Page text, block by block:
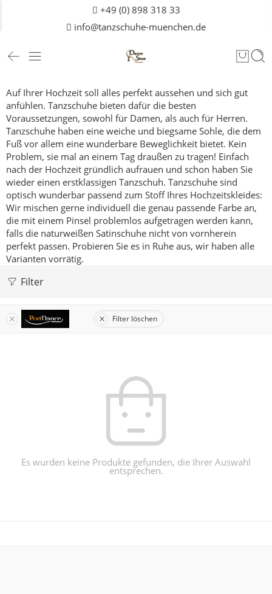
+49 (0) 898 318 33
info@tanzschuhe-muenchen.de
Auf Ihrer Hochzeit soll alles perfekt aussehen und sich gut
anfühlen. Tanzschuhe bieten dafür die besten
Voraussetzungen, sowohl für Damen, als auch für Herren.
Tanzschuhe haben eine weiche und biegsame Sohle, die dem
Fuß vor allem eine wunderbare Beweglichkeit bietet. Kein
Problem, sie mal an einem Tag draußen zu tragen! Einfach
nach der Hochzeit gründlich aufrauen und schon haben Sie
wieder einen erstklassigen Tanzschuh. Tanzschuhe sind
optisch wunderbar passend zum Stoff Ihres Hochzeitskleides:
Wir mischen gerne individuell die genau passende Farbe an,
die mit einem Pinsel problemlos aufgetragen werden kann,
falls die naturweißen Satinschuhe nicht von vornherein
perfekt passen. Probieren Sie es in Ruhe aus, wir haben alle
Varianten vorrätig.
Filter
Filter löschen
Es wurden keine Produkte gefunden, die Ihrer Auswahl
entsprechen.